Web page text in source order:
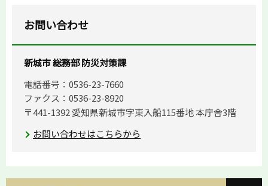
お問い合わせ
新城市 総務部 防災対策課
電話番号：0536-23-7660
ファクス：0536-23-8920
〒441-1392 愛知県新城市字東入船115番地 本庁舎3階
お問い合わせはこちらから